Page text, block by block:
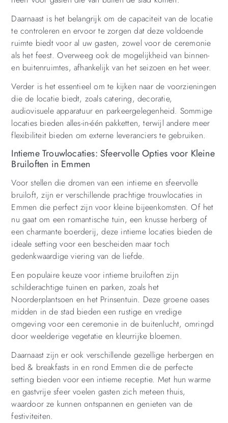
Daarnaast is het belangrijk om de capaciteit van de locatie
te controleren en ervoor te zorgen dat deze voldoende
ruimte biedt voor al uw gasten, zowel voor de ceremonie
als het feest. Overweeg ook de mogelijkheid van binnen-
en buitenruimtes, afhankelijk van het seizoen en het weer.
Verder is het essentieel om te kijken naar de voorzieningen
die de locatie biedt, zoals catering, decoratie,
audiovisuele apparatuur en parkeergelegenheid. Sommige
locaties bieden alles-in-één pakketten, terwijl andere meer
flexibiliteit bieden om externe leveranciers te gebruiken.
Intieme Trouwlocaties: Sfeervolle Opties voor Kleine
Bruiloften in Emmen
Voor stellen die dromen van een intieme en sfeervolle
bruiloft, zijn er verschillende prachtige trouwlocaties in
Emmen die perfect zijn voor kleine bijeenkomsten. Of het
nu gaat om een ​​romantische tuin, een knusse herberg of
een charmante boerderij, deze intieme locaties bieden de
ideale setting voor een bescheiden maar toch
gedenkwaardige viering van de liefde.
Een populaire keuze voor intieme bruiloften zijn
schilderachtige tuinen en parken, zoals het
Noorderplantsoen en het Prinsentuin. Deze groene oases
midden in de stad bieden een rustige en vredige
omgeving voor een ceremonie in de buitenlucht, omringd
door weelderige vegetatie en kleurrijke bloemen.
Daarnaast zijn er ook verschillende gezellige herbergen en
bed & breakfasts in en rond Emmen die de perfecte
setting bieden voor een intieme receptie. Met hun warme
en gastvrije sfeer voelen gasten zich meteen thuis,
waardoor ze kunnen ontspannen en genieten van de
festiviteiten.